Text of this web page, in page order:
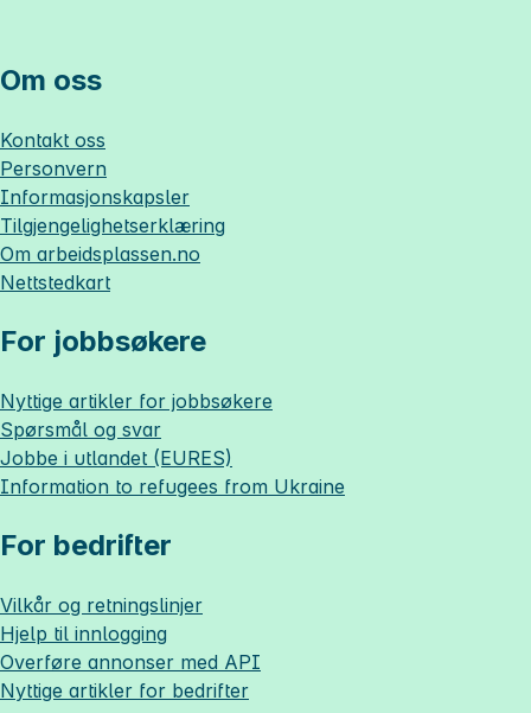
Om oss
Kontakt oss
Personvern
Informasjonskapsler
Tilgjengelighetserklæring
Om arbeidsplassen.no
Nettstedkart
For jobbsøkere
Nyttige artikler for jobbsøkere
Spørsmål og svar
Jobbe i utlandet (EURES)
Information to refugees from Ukraine
For bedrifter
Vilkår og retningslinjer
Hjelp til innlogging
Overføre annonser med API
Nyttige artikler for bedrifter